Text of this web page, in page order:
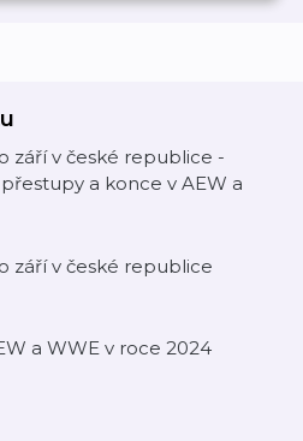
září v české republice -
a konce v AEW a
září v české republice
a WWE v roce 2024